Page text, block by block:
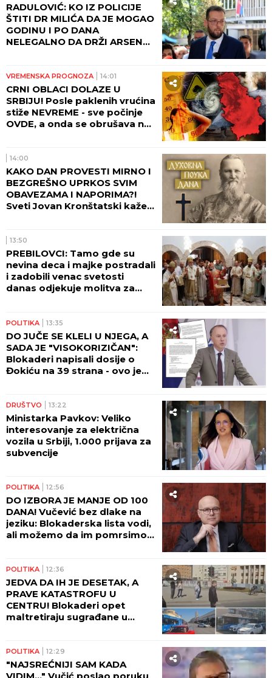
RADULOVIĆ: KO IZ POLICIJE
ŠTITI DR MILIĆA DA JE MOGAO
GODINU I PO DANA
NELEGALNO DA DRŽI ARSENAL
VREMENSKA PROGNOZA 14:01
CRNI OBLACI DOLAZE U
SRBIJU! Posle paklenih vrućina
stiže NEVREME - sve počinje
OVDE, a onda se obrušava na
14:00
KAKO DAN PROVESTI MIRNO I
BEZGREŠNO UPRKOS SVIM
OBAVEZAMA I NAPORIMA?!
Sveti Jovan Kronštatski kaže
13:50
PREBILOVCI: Tamo gde su
nevina deca i majke postradali
i zadobili venac svetosti
danas odjekuje molitva za
POLITIKA 13:35
DO JUČE SE KLELI U NJEGA, A
SADA JE "VISOKORIZIČAN":
Blokaderi napisali dosije o
Đokiću na 39 strana - ovo je
DRUŠTVO 13:22
Ministarka Pavkov: Veliko
interesovanje za električna
vozila u Srbiji, 1.000 prijava za
subvencije
POLITIKA 12:56
DO IZBORA JE MANJE OD 100
DANA! Vučević bez dlake na
jeziku: Blokaderska lista vodi,
ali možemo da im pomrsimo
POLITIKA 12:36
JEDVA DA IH JE DESETAK, A
PRAVE KATASTROFU U
CENTRU! Blokaderi opet
maltretiraju sugrađane u
POLITIKA 12:29
"NAJSREĆNIJI SAM KADA